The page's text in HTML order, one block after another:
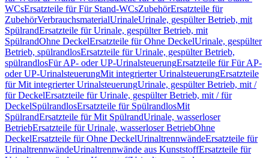
WCsErsatzteile für Für Stand-WCsZubehörErsatzteile für
ZubehörVerbrauchsmaterialUrinaleUrinale, gespülter Betrieb, mit
SpülrandErsatzteile für Urinale, gespülter Betrieb, mit
SpülrandOhne DeckelErsatzteile für Ohne DeckelUrinale, gespülter
Betrieb, spülrandlosErsatzteile für Urinale, gespülter Betrieb,
spülrandlosFür AP- oder UP-UrinalsteuerungErsatzteile für Für AP-
oder UP-UrinalsteuerungMit integrierter UrinalsteuerungErsatzteile
für Mit integrierter UrinalsteuerungUrinale, gespülter Betrieb, mit /
für DeckelErsatzteile für Urinale, gespülter Betrieb, mit / für
DeckelSpülrandlosErsatzteile für SpülrandlosMit
SpülrandErsatzteile für Mit SpülrandUrinale, wasserloser
BetriebErsatzteile für Urinale, wasserloser BetriebOhne
DeckelErsatzteile für Ohne DeckelUrinaltrennwändeErsatzteile für
UrinaltrennwändeUrinaltrennwände aus KunststoffErsatzteile für